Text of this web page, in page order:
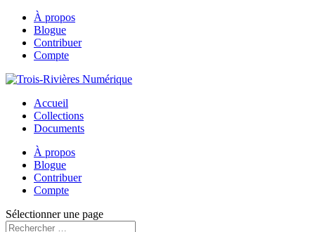
À propos
Blogue
Contribuer
Compte
Accueil
Collections
Documents
À propos
Blogue
Contribuer
Compte
Sélectionner une page